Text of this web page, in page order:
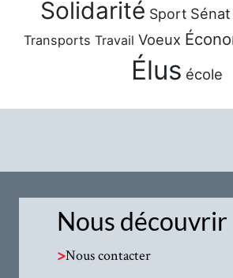
Solidarité Sport Sénat
Transports Travail Voeux
Élus école
Nous découvrir
>Nous contacter